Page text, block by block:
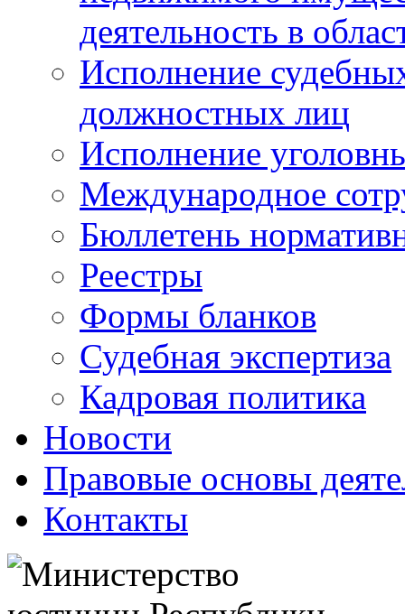
деятельность в
Исполнение
должностных лиц
Исполнение
Международное
Бюллетень
Реестры
Формы бланков
Судебная экспертиза
Кадровая политика
Новости
Правовые основы
Контакты